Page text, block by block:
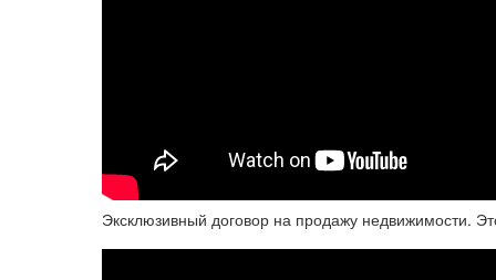
Эксклюзивный договор на продажу недвижимости.